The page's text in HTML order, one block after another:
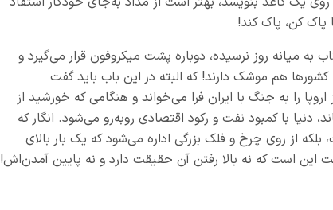
پاک کن، پاک کند!
به میانه روز نرسیده، دوباره پشت میکروفون قرار می‌گیرد و
هم موشک دارند! که البته در این باب باید گفت
را به جنگ با ایران فرا می‌خواند و هنگامی که خورشید از
با کمبود نفت و رکود اقتصادی روبه‌رو می‌شود. انگار که
از روی چرخ و فلک بزرگی اداره می‌شود که یک بار بالای
این است که نه بالا رفتن آن حقیقت دارد و نه پایین آمدن‌اش!